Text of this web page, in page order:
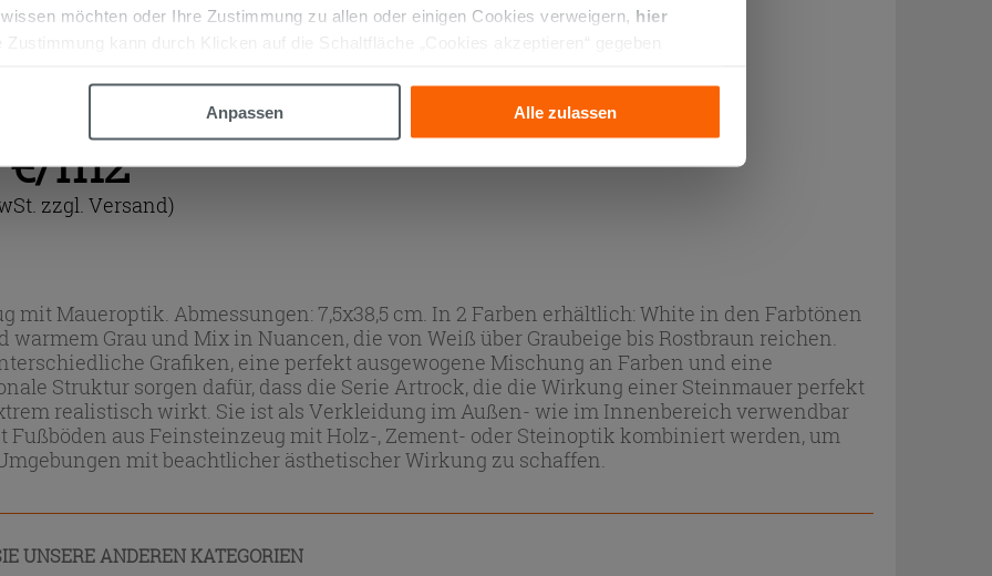
möchten oder Ihre Zustimmung zu allen oder einigen Cookies verweigern, hier
Zustimmung kann durch Klicken auf die Schaltfläche „Cookies akzeptieren“ gegeben
Anpassen
Alle zulassen
33,99 €
€/m2
zzgl. Versand)
mit Maueroptik. Abmessungen: 7,5x38,5 cm. In 2 Farben erhältlich: White in den Farbtönen
warmem Grau und Mix in Nuancen, die von Weiß über Graubeige bis Rostbraun reichen.
Grafiken, eine perfekt ausgewogene Mischung an Farben und eine
Struktur sorgen dafür, dass die Serie Artrock, die die Wirkung einer Steinmauer perfekt
realistisch wirkt. Sie ist als Verkleidung im Außen- wie im Innenbereich verwendbar
Fußböden aus Feinsteinzeug mit Holz-, Zement- oder Steinoptik kombiniert werden, um
mit beachtlicher ästhetischer Wirkung zu schaffen.
UNSERE ANDEREN KATEGORIEN